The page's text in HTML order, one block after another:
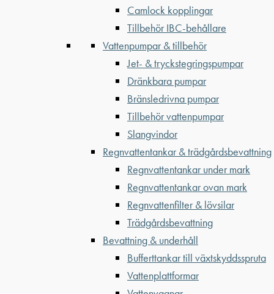
Camlock kopplingar
Tillbehör IBC-behållare
Vattenpumpar & tillbehör
Jet- & tryckstegringspumpar
Dränkbara pumpar
Bränsledrivna pumpar
Tillbehör vattenpumpar
Slangvindor
Regnvattentankar & trädgårdsbevattning
Regnvattentankar under mark
Regnvattentankar ovan mark
Regnvattenfilter & lövsilar
Trädgårdsbevattning
Bevattning & underhåll
Bufferttankar till växtskyddsspruta
Vattenplattformar